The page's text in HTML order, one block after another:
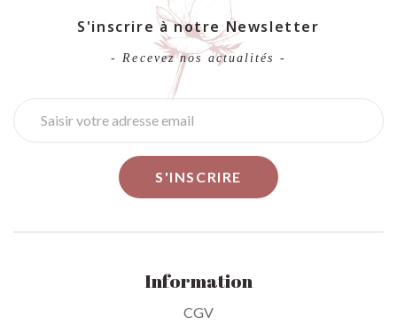
S'inscrire à notre Newsletter
- Recevez nos actualités -
Information
CGV